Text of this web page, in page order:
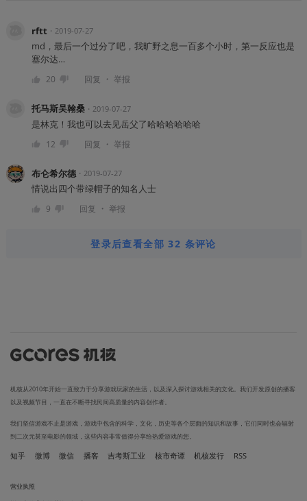
rftt ・ 2019-07-27
md，最后一个过分了吧，我旷野之息一百多个小时，第一反应也是
塞尔达…
20 回复 ・ 举报
托马斯吴翰桑・ 2019-07-27
是林克！我也可以去见岳父了哈哈哈哈哈哈
12 回复 ・ 举报
布仑希尔德・ 2019-07-27
情说出四个带绿帽子的知名人士
9 回复 ・ 举报
登录后查看全部 32 条评论
机核从2010年开始一直致力于分享游戏玩家的生活，以及深入探讨游戏相关的文化。我们开发原创的播客
以及视频节目，一直在不断寻找民间高质量的内容创作者。
我们坚信游戏不止是游戏，游戏中包含的科学，文化，历史等各个层面的知识和故事，它们同时也会辐射
到二次元甚至电影的领域，这些内容非常值得分享给热爱游戏的您。
知乎 微博 微信 播客 吉考斯工业 核市奇谭 机核发行 RSS
营业执照